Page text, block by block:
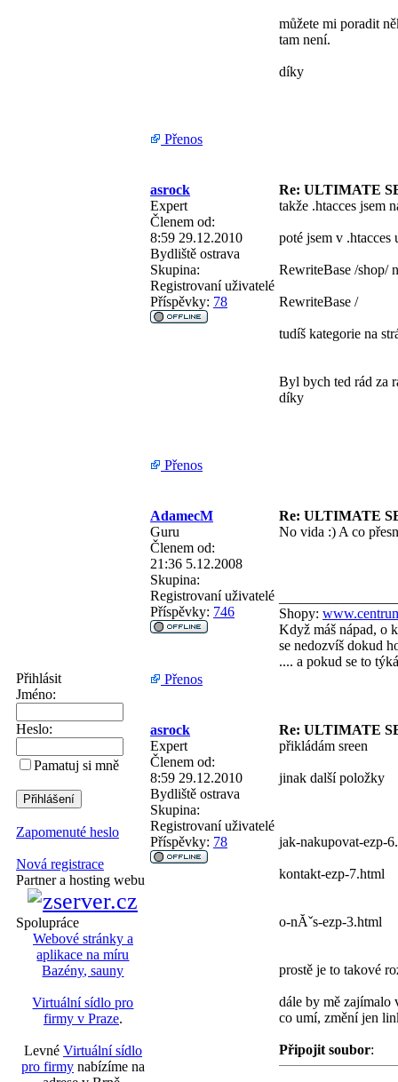
Přihlásit
Jméno:
Heslo:
Pamatuj si mně
Zapomenuté heslo
Nová registrace
Partner a hosting webu
Spolupráce
Webové stránky a
aplikace na míru
Bazény, sauny
Virtuální sídlo pro
firmy v Praze.
Levné Virtuální sídlo
pro firmy nabízíme na
můžete mi poradit
tam není.
díky
Přenos
asrock
Re: ULTIMATE
Expert
Členem od:
8:59 29.12.2010
Bydliště ostrava
Skupina:
Registrovaní uživatelé
Příspěvky: 78
takže .htacces jsem
poté jsem v .htacces
RewriteBase /shop/
RewriteBase /
tudíš kategorie na
Byl bych ted rád za
díky
Přenos
AdamecM
Re: ULTIMATE
Guru
Členem od:
21:36 5.12.2008
Skupina:
Registrovaní uživatelé
Příspěvky: 746
No vida :) A co
Shopy:
Když máš nápad, o
se nedozvíš dokud
.... a pokud se to
Přenos
asrock
Re: ULTIMATE
Expert
Členem od:
8:59 29.12.2010
Bydliště ostrava
Skupina:
Registrovaní uživatelé
Příspěvky: 78
přikládám sreen
jinak další položky
jak-nakupovat-ezp-
kontakt-ezp-7.html
o-nĂˇs-ezp-3.html
prostě je to takové
dále by mě zajímalo
co umí, změní jen
Připojit soubor: